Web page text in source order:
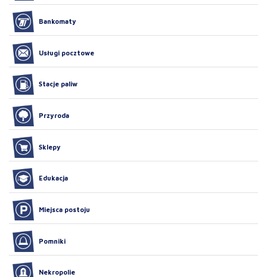
Bankomaty
Usługi pocztowe
Stacje paliw
Przyroda
Sklepy
Edukacja
Miejsca postoju
Pomniki
Nekropolie